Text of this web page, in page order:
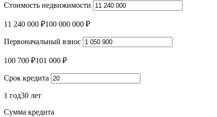
Стоимость недвижимости
11 240 000 ₽100 000 000 ₽
Первоначальный взнос
100 700 ₽101 000 ₽
Срок кредита
1 год30 лет
Сумма кредита